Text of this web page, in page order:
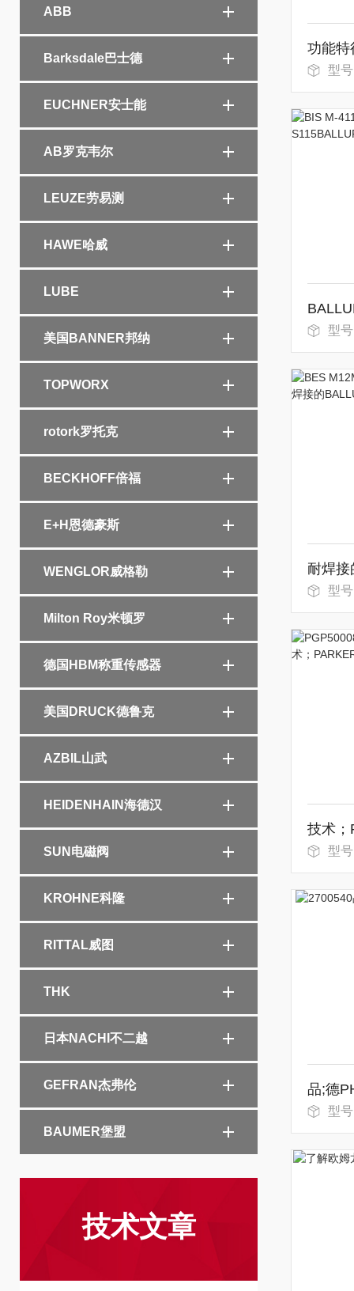
ABB
Barksdale巴士德
EUCHNER安士能
AB罗克韦尔
LEUZE劳易测
HAWE哈威
LUBE
美国BANNER邦纳
TOPWORX
rotork罗托克
BECKHOFF倍福
E+H恩德豪斯
WENGLOR威格勒
Milton Roy米顿罗
德国HBM称重传感器
美国DRUCK德鲁克
AZBIL山武
HEIDENHAIN海德汉
SUN电磁阀
KROHNE科隆
RITTAL威图
THK
日本NACHI不二越
GEFRAN杰弗伦
BAUMER堡盟
技术文章
型
型号：
型号：
型号：
型